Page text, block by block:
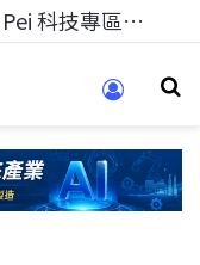
技專區!